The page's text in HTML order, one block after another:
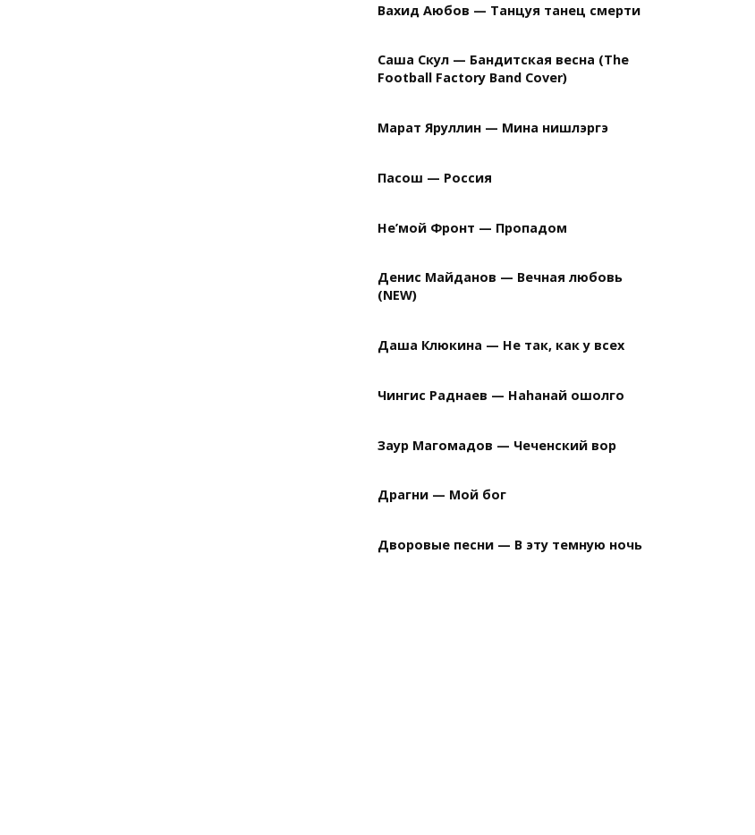
Вахид Аюбов — Танцуя танец смерти
Саша Скул — Бандитская весна (The
Football Factory Band Cover)
Марат Яруллин — Мина нишлэргэ
Пасош — Россия
Не’мой Фронт — Пропадом
Денис Майданов — Вечная любовь
(NEW)
Даша Клюкина — Не так, как у всех
Чингис Раднаев — Наhанай ошолго
Заур Магомадов — Чеченский вор
Драгни — Мой бог
Дворовые песни — В эту темную ночь